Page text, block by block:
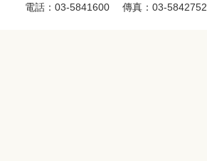
電話：03-5841600 傳真：03-5842752